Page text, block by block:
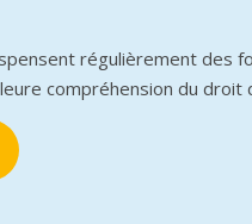
régulièrement des
compréhension du droit